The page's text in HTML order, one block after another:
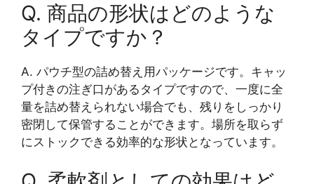
Q. 商品の形状はどのような
タイプですか？
A. パウチ型の詰め替え用パッケージです。キャッ
プ付きの注ぎ口があるタイプですので、一度に全
量を詰め替えられない場合でも、残りをしっかり
密閉して保管することができます。場所を取らず
にストックできる効率的な形状となっています。